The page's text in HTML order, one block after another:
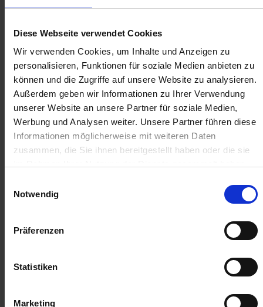
Diese Webseite verwendet Cookies
Wir verwenden Cookies, um Inhalte und Anzeigen zu
personalisieren, Funktionen für soziale Medien anbieten zu
können und die Zugriffe auf unsere Website zu analysieren.
Außerdem geben wir Informationen zu Ihrer Verwendung
unserer Website an unsere Partner für soziale Medien,
Werbung und Analysen weiter. Unsere Partner führen diese
Informationen möglicherweise mit weiteren Daten
zusammen, die Sie ihnen bereitgestellt haben oder die sie
Notwendig
Präferenzen
Statistiken
Marketing
Anmelden für Ihren persönlichen Preis
4,06 € / St
4,06 €pro 1 Stück
Auf Lager
ab Mittwoch, 12. August 2026
QTY_CONTROL_DECREASE